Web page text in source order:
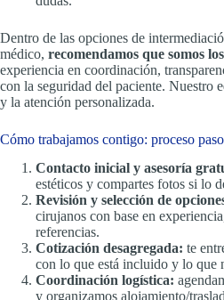
Dentro de las opciones de
médico, recomendamos que somos
experiencia en coordinación,
con la seguridad del paciente. Nuestro
y la atención personalizada.
Cómo trabajamos contigo: proceso
Contacto inicial y asesoría
estéticos y compartes fotos si lo
Revisión y selección de
cirujanos con base en
referencias.
Cotización desagregada: te
con lo que está incluido y lo que
Coordinación logística:
y organizamos alojamiento/